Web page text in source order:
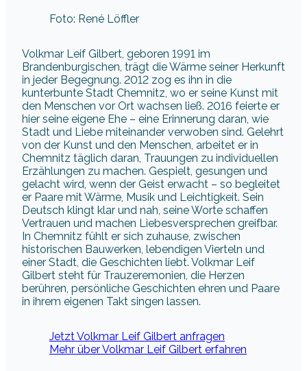
Foto: René Löffler
Volkmar Leif Gilbert, geboren 1991 im
Brandenburgischen, trägt die Wärme seiner Herkunft
in jeder Begegnung. 2012 zog es ihn in die
kunterbunte Stadt Chemnitz, wo er seine Kunst mit
den Menschen vor Ort wachsen ließ. 2016 feierte er
hier seine eigene Ehe – eine Erinnerung daran, wie
Stadt und Liebe miteinander verwoben sind. Gelehrt
von der Kunst und den Menschen, arbeitet er in
Chemnitz täglich daran, Trauungen zu individuellen
Erzählungen zu machen. Gespielt, gesungen und
gelacht wird, wenn der Geist erwacht – so begleitet
er Paare mit Wärme, Musik und Leichtigkeit. Sein
Deutsch klingt klar und nah, seine Worte schaffen
Vertrauen und machen Liebesversprechen greifbar.
In Chemnitz fühlt er sich zuhause, zwischen
historischen Bauwerken, lebendigen Vierteln und
einer Stadt, die Geschichten liebt. Volkmar Leif
Gilbert steht für Trauzeremonien, die Herzen
berühren, persönliche Geschichten ehren und Paare
in ihrem eigenen Takt singen lassen.
Jetzt Volkmar Leif Gilbert anfragen
Mehr über Volkmar Leif Gilbert erfahren